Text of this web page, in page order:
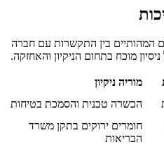
בין התקשרות עם חברה
מוכח בתחום הניקיון והאחזקה.
מוריה ניקיון
הכשרה טכנית והסמכת בטיחות
חומרים ירוקים בתקן משרד
הבריאות